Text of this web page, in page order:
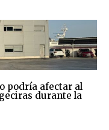
podría afectar al
durante la